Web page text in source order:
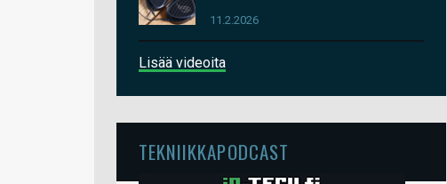
11.2.2026
Lisää videoita
TEKNIIKKAPODCAST